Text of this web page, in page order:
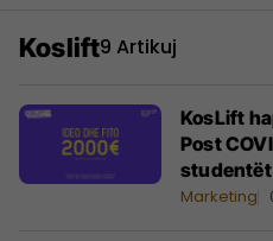
Koslift9 Artikuj
KosLift
Post
studentët
Marketing